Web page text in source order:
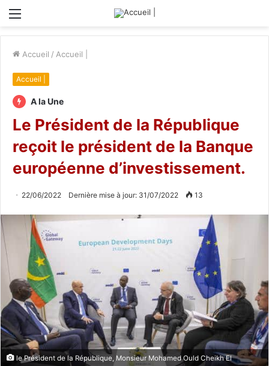
Menu
Accueil / Accueil |
Accueil |
A la Une
Le Président de la République
reçoit le président de la Banque
européenne d’investissement.
22/06/2022 Dernière mise à jour: 31/07/2022 13
le Président de la République, Monsieur Mohamed Ould Cheikh El